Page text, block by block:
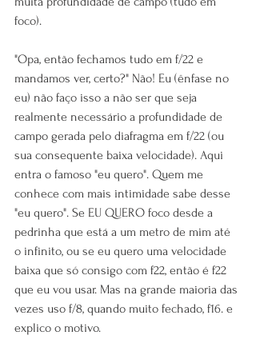
foco).
"Opa, então fechamos tudo em f/22 e
mandamos ver, certo?" Não! Eu (ênfase no
eu) não faço isso a não ser que seja
realmente necessário a profundidade de
campo gerada pelo diafragma em f/22 (ou
sua consequente baixa velocidade). Aqui
entra o famoso "eu quero". Quem me
conhece com mais intimidade sabe desse
"eu quero". Se EU QUERO foco desde a
pedrinha que está a um metro de mim até
o infinito, ou se eu quero uma velocidade
baixa que só consigo com f22, então é f22
que eu vou usar. Mas na grande maioria das
vezes uso f/8, quando muito fechado, f16. e
explico o motivo.